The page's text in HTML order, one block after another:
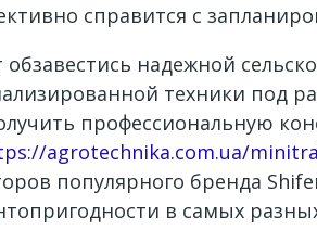
справится с
обзавестись надежной
техники под
профессиональную
agrotechnika.com.ua/
популярного бренда
в самых